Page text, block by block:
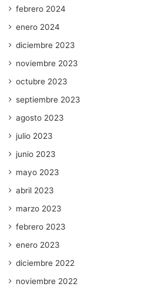
febrero 2024
enero 2024
diciembre 2023
noviembre 2023
octubre 2023
septiembre 2023
agosto 2023
julio 2023
junio 2023
mayo 2023
abril 2023
marzo 2023
febrero 2023
enero 2023
diciembre 2022
noviembre 2022